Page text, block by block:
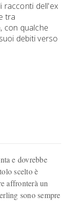
racconti dell'ex
tra
con qualche
debiti verso
e dovrebbe
scelto è
affronterà un
sono sempre